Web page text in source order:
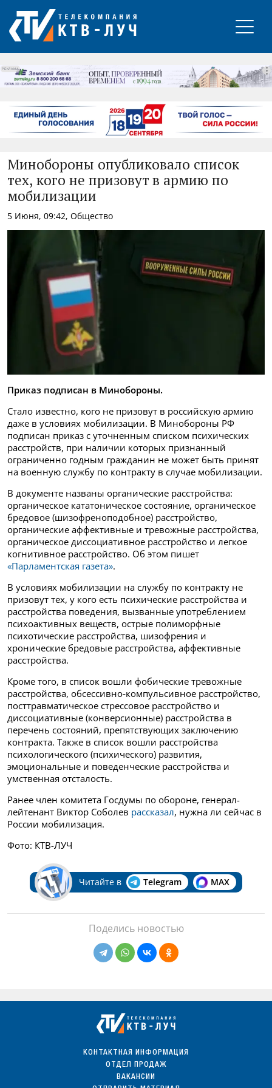
РЕКЛАМА
Минобороны опубликовало список
тех, кого не призовут в армию по
мобилизации
5 Июня, 09:42, Общество
Приказ подписан в Минобороны.
Стало известно, кого не призовут в российскую армию
даже в условиях мобилизации. В Минобороны РФ
подписан приказ с уточненным списком психических
расстройств, при наличии которых признанный
ограниченно годным гражданин не может быть принят
на военную службу по контракту в случае мобилизации.
В документе названы органические расстройства:
органическое кататоническое состояние, органическое
бредовое (шизофреноподобное) расстройство,
органические аффективные и тревожные расстройства,
органическое диссоциативное расстройство и легкое
когнитивное расстройство. Об этом пишет
«Парламентская газета».
В условиях мобилизации на службу по контракту не
призовут тех, у кого есть психические расстройства и
расстройства поведения, вызванные употреблением
психоактивных веществ, острые полиморфные
психотические расстройства, шизофрения и
хронические бредовые расстройства, аффективные
расстройства.
Кроме того, в список вошли фобические тревожные
расстройства, обсессивно‑компульсивное расстройство,
посттравматическое стрессовое расстройство и
диссоциативные (конверсионные) расстройства в
перечень состояний, препятствующих заключению
контракта. Также в список вошли расстройства
психологического (психического) развития,
эмоциональные и поведенческие расстройства и
умственная отсталость.
Ранее член комитета Госдумы по обороне, генерал-
лейтенант Виктор Соболев рассказал, нужна ли сейчас в
России мобилизация.
Фото: КТВ-ЛУЧ
Читайте в Telegram MAX
Поделись новостью
КОНТАКТНАЯ ИНФОРМАЦИЯ
ОТДЕЛ ПРОДАЖ
ВАКАНСИИ